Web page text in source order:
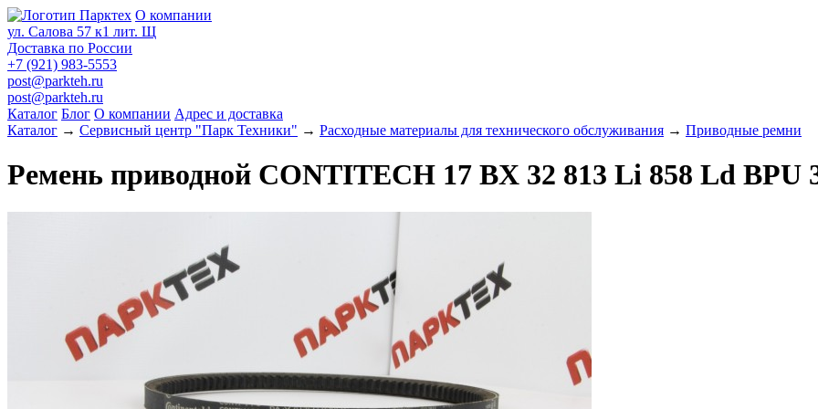
О компании
ул. Салова 57 к1 лит. Щ
Доставка по России
+7 (921) 983-5553
post@parkteh.ru
post@parkteh.ru
Каталог Блог О компании Адрес и доставка
Каталог → Сервисный центр "Парк Техники" → Расходные материалы для технического обслуживания → Приводные ремни
Ремень приводной CONTITECH 17 BX 32 813 Li 858 Ld BPU